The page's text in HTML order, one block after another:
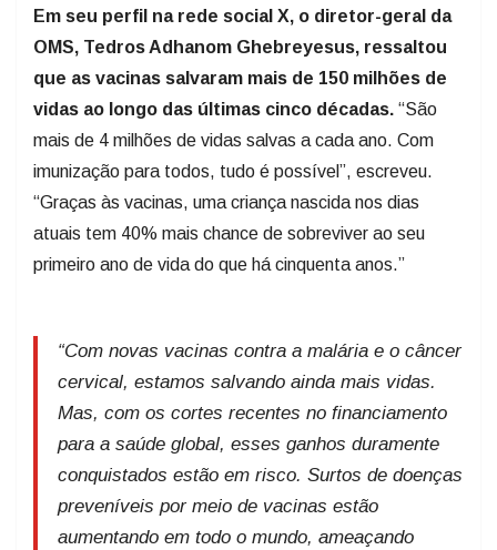
Em seu perfil na rede social X, o diretor-geral da
OMS, Tedros Adhanom Ghebreyesus, ressaltou
que as vacinas salvaram mais de 150 milhões de
vidas ao longo das últimas cinco décadas. “São
mais de 4 milhões de vidas salvas a cada ano. Com
imunização para todos, tudo é possível”, escreveu.
“Graças às vacinas, uma criança nascida nos dias
atuais tem 40% mais chance de sobreviver ao seu
primeiro ano de vida do que há cinquenta anos.”
“Com novas vacinas contra a malária e o câncer
cervical, estamos salvando ainda mais vidas.
Mas, com os cortes recentes no financiamento
para a saúde global, esses ganhos duramente
conquistados estão em risco. Surtos de doenças
preveníveis por meio de vacinas estão
aumentando em todo o mundo, ameaçando